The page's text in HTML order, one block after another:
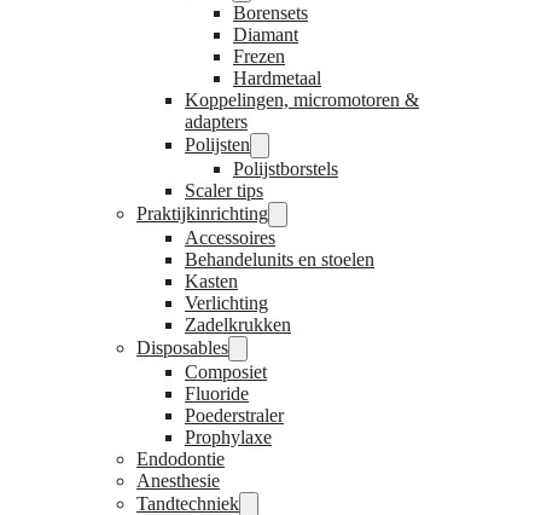
Borensets
Diamant
Frezen
Hardmetaal
Koppelingen, micromotoren &
adapters
Polijsten
Polijstborstels
Scaler tips
Praktijkinrichting
Accessoires
Behandelunits en stoelen
Kasten
Verlichting
Zadelkrukken
Disposables
Composiet
Fluoride
Poederstraler
Prophylaxe
Endodontie
Anesthesie
Tandtechniek